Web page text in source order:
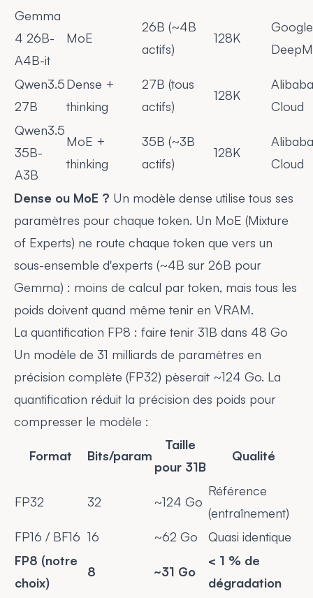
Gemma
4 26B-
A4B-it
MoE
26B (~4B
actifs)
128K
Google
Qwen3.5
27B
Dense +
thinking
27B (tous
actifs)
128K
Alibaba
Cloud
Qwen3.5
35B-
A3B
MoE +
thinking
35B (~3B
actifs)
128K
Alibaba
Cloud
Dense ou MoE ? Un modèle dense utilise tous ses
paramètres pour chaque token. Un MoE (Mixture
of Experts) ne route chaque token que vers un
sous-ensemble d'experts (~4B sur 26B pour
Gemma) : moins de calcul par token, mais tous les
poids doivent quand même tenir en VRAM.
La quantification FP8 : faire tenir 31B dans 48 Go
Un modèle de 31 milliards de paramètres en
précision complète (FP32) pèserait ~124 Go. La
quantification réduit la précision des poids pour
compresser le modèle :
Format Bits/param
Taille
pour 31B
Qualité
FP32 32 ~124 Go
Référence
(entraînement)
FP16 / BF16 16 ~62 Go
Quasi identique
FP8 (notre
choix)
8 ~31 Go
< 1 % de
dégradation